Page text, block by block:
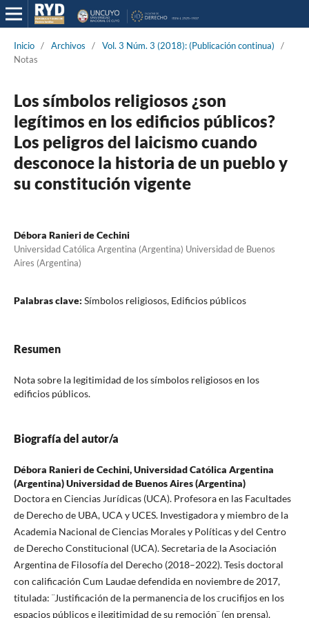
Inicio / Archivos / Vol. 3 Núm. 3 (2018): (Publicación continua)
/
Notas
Los símbolos religiosos ¿son
legítimos en los edificios públicos?
Los peligros del laicismo cuando
desconoce la historia de un pueblo y
su constitución vigente
Débora Ranieri de Cechini
Universidad Católica Argentina (Argentina) Universidad de Buenos
Aires (Argentina)
Palabras clave: Símbolos religiosos, Edificios públicos
Resumen
Nota sobre la legitimidad de los símbolos religiosos en los
edificios públicos.
Biografía del autor/a
Débora Ranieri de Cechini,Universidad Católica Argentina
(Argentina) Universidad de Buenos Aires (Argentina)
Doctora en Ciencias Jurídicas (UCA). Profesora en las Facultades
de Derecho de UBA, UCA y UCES. Investigadora y miembro de la
Academia Nacional de Ciencias Morales y Políticas y del Centro
de Derecho Constitucional (UCA). Secretaria de la Asociación
Argentina de Filosofía del Derecho (2018–2022). Tesis doctoral
con calificación Cum Laudae defendida en noviembre de 2017,
titulada: ¨Justificación de la permanencia de los crucifijos en los
espacios públicos e ilegitimidad de su remoción¨ (en prensa).